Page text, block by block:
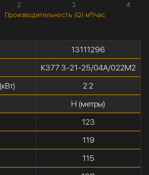
Производительность (Q) м³/час
2 3 4
13111296
К377 3-21-25/04А/022М2
2.2
H (метры)
123
119
115